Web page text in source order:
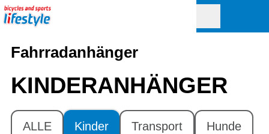
Fahrradanhänger
KINDER­ANHÄNGER
ALLE Kinder Transport Hunde